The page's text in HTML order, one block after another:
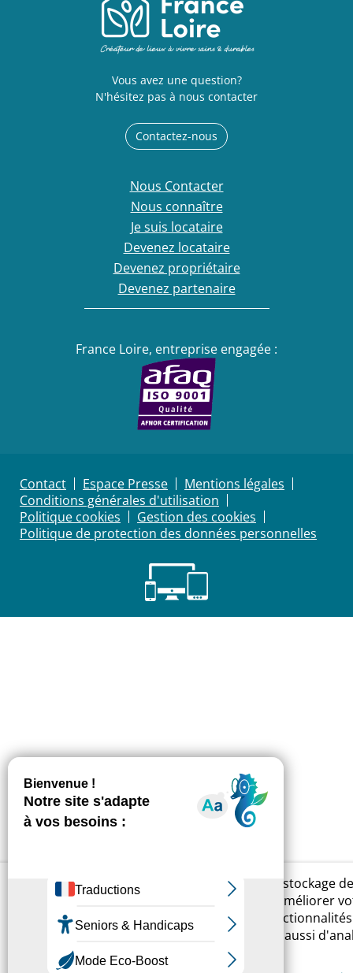
Vous avez une question?
N'hésitez pas à nous contacter
Contactez-nous
Nous Contacter
Nous connaître
Je suis locataire
Devenez locataire
Devenez propriétaire
Devenez partenaire
France Loire, entreprise engagée :
Contact Espace Presse
Mentions légales
Conditions générales d'utilisation
Politique cookies
Gestion des cookies
Politique de protection des données personnelles
En cliquant sur « Accepter », vous acceptez le stockage de
cookies sur votre appareil. Cela permettra d'améliorer
expérience de navigation, d'accéder à des fonctionnalités
relatives aux réseaux et médias sociaux, mais aussi
votre utilisation